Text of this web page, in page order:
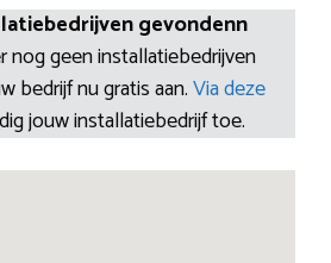
gevondenn
nog geen installatiebedrijven
bedrijf nu gratis aan.Via deze
jouw installatiebedrijf toe.